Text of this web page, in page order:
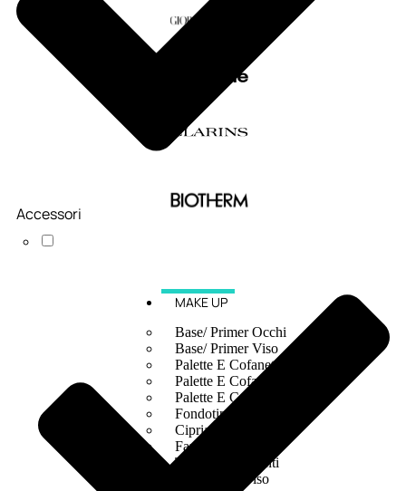
MAKE UP
Base/ Primer Occhi
Base/ Primer Viso
Palette E Cofanetti Occhi
Palette E Cofanetti Viso
Palette E Cofanetti Labbra
Fondotinta
Cipria
Fard/Blush
Terre Abbronzanti
Illuminante Viso
Accessori